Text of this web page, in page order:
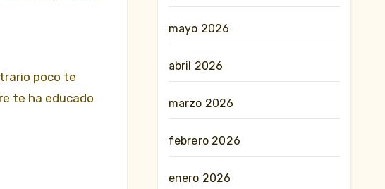
poco te
te ha educado
mayo 2026
abril 2026
marzo 2026
febrero 2026
enero 2026